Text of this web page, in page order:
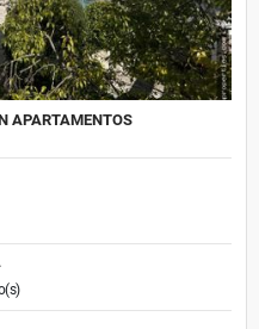
APARTAMENTOS